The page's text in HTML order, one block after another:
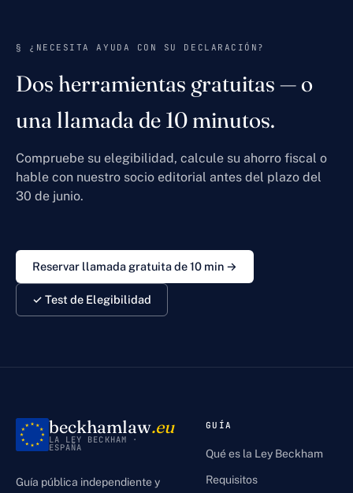
§ ¿NECESITA AYUDA CON SU DECLARACIÓN?
Dos herramientas gratuitas — o
una llamada de 10 minutos.
Compruebe su elegibilidad, calcule su ahorro fiscal o
hable con nuestro socio editorial antes del plazo del
30 de junio.
Reservar llamada gratuita de 10 min →
✓ Test de Elegibilidad
beckhamlaw.eu
LA LEY BECKHAM ·
ESPAÑA
Guía pública independiente y
GUÍA
Qué es la Ley Beckham
Requisitos